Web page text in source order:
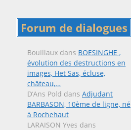
Forum de dialogues
Bouillaux dans BOESINGHE ,
évolution des destructions en
images, Het Sas, écluse,
château,…
D’Ans Pold dans Adjudant
BARBASON, 10ème de ligne, né
à Rochehaut
LARAISON Yves dans